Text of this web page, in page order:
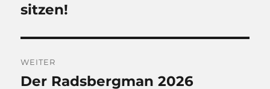
sitzen!
WEITER
Nächster
Der Radsbergman 2026